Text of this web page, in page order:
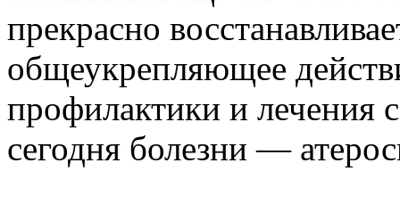
прекрасно
общеукрепляющее
профилактики и лечения
сегодня болезни —